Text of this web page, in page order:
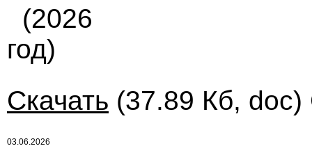
(2026
год)
Скачать (37.89 Кб, doc)
03.06.2026